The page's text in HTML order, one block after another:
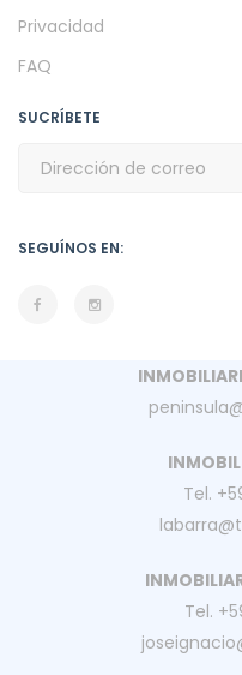
Privacidad
FAQ
SUCRÍBETE
SEGUÍNOS EN:
Tel.
Tel.